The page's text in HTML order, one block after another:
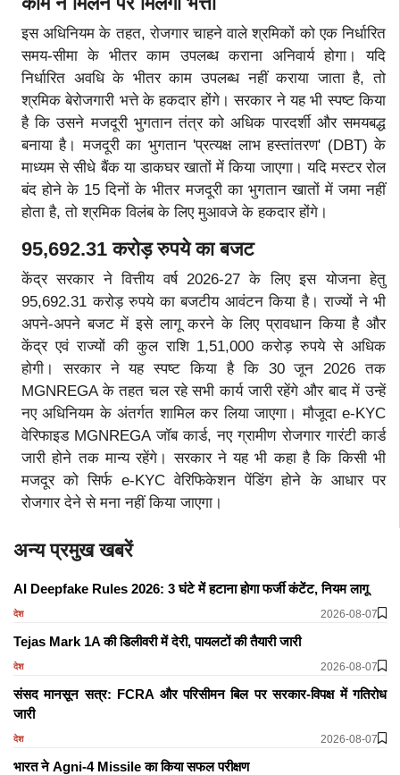
इस अधिनियम के तहत, रोजगार चाहने वाले श्रमिकों को एक निर्धारित
समय-सीमा के भीतर काम उपलब्ध कराना अनिवार्य होगा। यदि
निर्धारित अवधि के भीतर काम उपलब्ध नहीं कराया जाता है, तो
श्रमिक बेरोजगारी भत्ते के हकदार होंगे। सरकार ने यह भी स्पष्ट किया
है कि उसने मजदूरी भुगतान तंत्र को अधिक पारदर्शी और समयबद्ध
बनाया है। मजदूरी का भुगतान 'प्रत्यक्ष लाभ हस्तांतरण' (DBT) के
माध्यम से सीधे बैंक या डाकघर खातों में किया जाएगा। यदि मस्टर रोल
बंद होने के 15 दिनों के भीतर मजदूरी का भुगतान खातों में जमा नहीं
होता है, तो श्रमिक विलंब के लिए मुआवजे के हकदार होंगे।
95,692.31 करोड़ रुपये का बजट
केंद्र सरकार ने वित्तीय वर्ष 2026-27 के लिए इस योजना हेतु
95,692.31 करोड़ रुपये का बजटीय आवंटन किया है। राज्यों ने भी
अपने-अपने बजट में इसे लागू करने के लिए प्रावधान किया है और
केंद्र एवं राज्यों की कुल राशि 1,51,000 करोड़ रुपये से अधिक
होगी। सरकार ने यह स्पष्ट किया है कि 30 जून 2026 तक
MGNREGA के तहत चल रहे सभी कार्य जारी रहेंगे और बाद में उन्हें
नए अधिनियम के अंतर्गत शामिल कर लिया जाएगा। मौजूदा e-KYC
वेरिफाइड MGNREGA जॉब कार्ड, नए ग्रामीण रोजगार गारंटी कार्ड
जारी होने तक मान्य रहेंगे। सरकार ने यह भी कहा है कि किसी भी
मजदूर को सिर्फ e-KYC वेरिफिकेशन पेंडिंग होने के आधार पर
रोजगार देने से मना नहीं किया जाएगा।
अन्य प्रमुख खबरें
AI Deepfake Rules 2026: 3 घंटे में हटाना होगा फर्जी कंटेंट, नियम लागू
देश 2026-08-07
Tejas Mark 1A की डिलीवरी में देरी, पायलटों की तैयारी जारी
देश 2026-08-07
संसद मानसून सत्र: FCRA और परिसीमन बिल पर सरकार-विपक्ष में गतिरोध
जारी
देश 2026-08-07
भारत ने Agni-4 Missile का किया सफल परीक्षण